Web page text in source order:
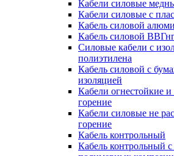
Кабели силовые
Кабели силовые с
Кабель силовой
Кабель силовой
Силовые кабели с
полиэтилена
Кабель силовой с
изоляцией
Кабели огнестойкие
горение
Кабели силовые не
горение
Кабель контрольный
Кабель контрольный